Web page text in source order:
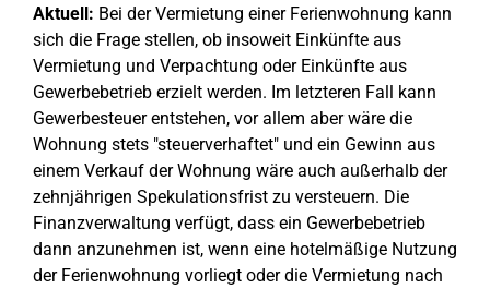
Aktuell: Bei der Vermietung einer Ferienwohnung kann
sich die Frage stellen, ob insoweit Einkünfte aus
Vermietung und Verpachtung oder Einkünfte aus
Gewerbebetrieb erzielt werden. Im letzteren Fall kann
Gewerbesteuer entstehen, vor allem aber wäre die
Wohnung stets "steuerverhaftet" und ein Gewinn aus
einem Verkauf der Wohnung wäre auch außerhalb der
zehnjährigen Spekulationsfrist zu versteuern. Die
Finanzverwaltung verfügt, dass ein Gewerbebetrieb
dann anzunehmen ist, wenn eine hotelmäßige Nutzung
der Ferienwohnung vorliegt oder die Vermietung nach